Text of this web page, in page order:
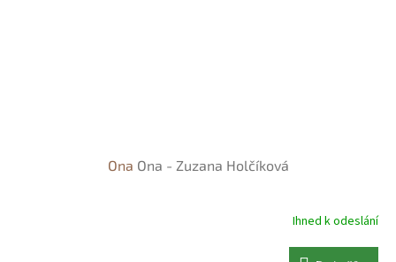
Ona Ona - Zuzana Holčíková
Ihned k odeslání